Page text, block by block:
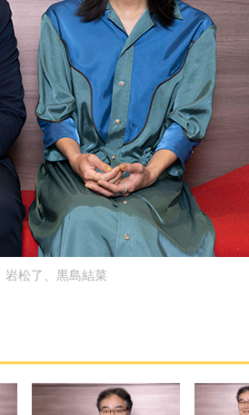
岩松了、黒島結菜